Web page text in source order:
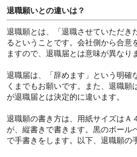
退職願いとの違いは？
退職願とは、「退職させていただき
るということです。会社側から合意
ますので、退職届とは意味が異なり
退職届は、「辞めます」という明確
くまでもお願いです。また、退職
が退職届とは決定的に違います。
退職願の書き方は、用紙サイズはＡ
が、縦書きで書きます。黒のボール
で手書きをします。以下、退職願の